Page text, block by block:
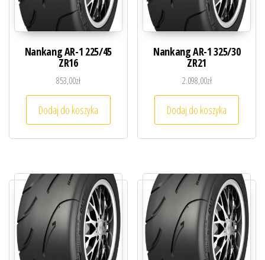
Nankang AR-1 225/45
ZR16
853,00zł
Dodaj do koszyka
Nankang AR-1 325/30
ZR21
2.098,00zł
Dodaj do koszyka